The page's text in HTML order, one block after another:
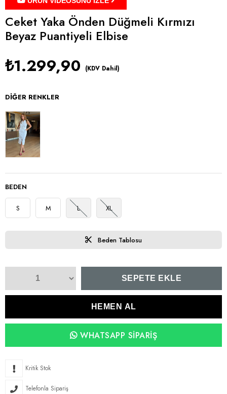
Ceket Yaka Önden Düğmeli Kırmızı
Beyaz Puantiyeli Elbise
₺1.299,90 (KDV Dahil)
DIĞER RENKLER
BEDEN
S M L XL
Beden Tablosu
WHATSAPP SIPARIŞ
Kritik Stok
Telefonla Sipariş